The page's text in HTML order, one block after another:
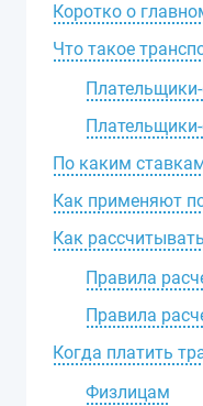
Коротко о
Что такое
По каким
Как применяют
Как
Правила
Правила
Когда платить
Физлицам